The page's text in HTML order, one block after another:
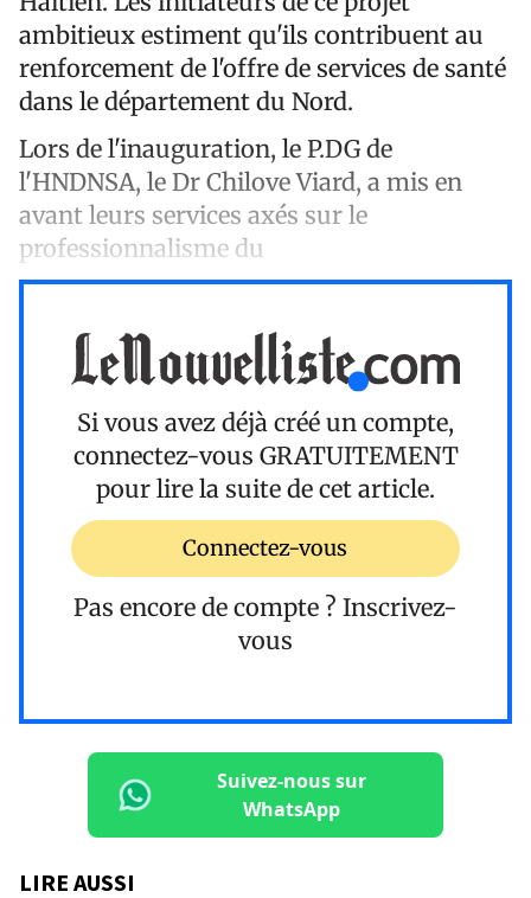
ambitieux estiment qu'ils contribuent au
renforcement de l'offre de services de santé
dans le département du Nord.
Lors de l'inauguration, le P.DG de
l'HNDNSA, le Dr Chilove Viard, a mis en
avant leurs services axés sur le
professionnalisme du
Si vous avez déjà créé un compte,
connectez-vous GRATUITEMENT
pour lire la suite de cet article.
Connectez-vous
Pas encore de compte ? Inscrivez-
vous
Suivez-nous sur
WhatsApp
LIRE AUSSI